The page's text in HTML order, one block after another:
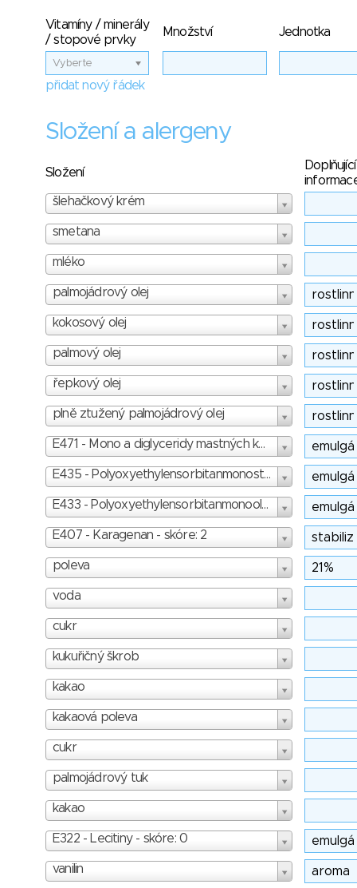
Vitamíny / minerály
/ stopové prvky
Množství Jednotka
Vyberte
přidat nový řádek
Složení a alergeny
Složení
Doplňující
šlehačkový krém
smetana
mléko
palmojádrový olej
kokosový olej
palmový olej
řepkový olej
plně ztužený palmojádrový olej
E471 - Mono a diglyceridy mastných kyselin - skóre: 1
E435 - Polyoxyethylensorbitanmonostearát - skóre: 2
E433 - Polyoxyethylensorbitanmonooleát - skóre: 2
E407 - Karagenan - skóre: 2
poleva
voda
cukr
kukuřičný škrob
kakao
kakaová poleva
cukr
palmojádrový tuk
kakao
E322 - Lecitiny - skóre: 0
vanilin